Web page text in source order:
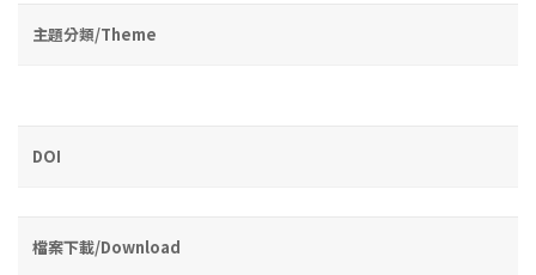
主題分類/Theme
DOI
檔案下載/Download